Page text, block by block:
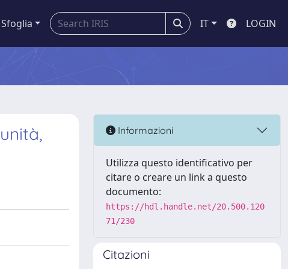
Sfoglia IT LOGIN
Informazioni
Utilizza questo identificativo per
citare o creare un link a questo
documento:
https://hdl.handle.net/20.500.120
71/230
Citazioni